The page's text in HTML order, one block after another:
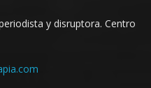
y disruptora. Centro